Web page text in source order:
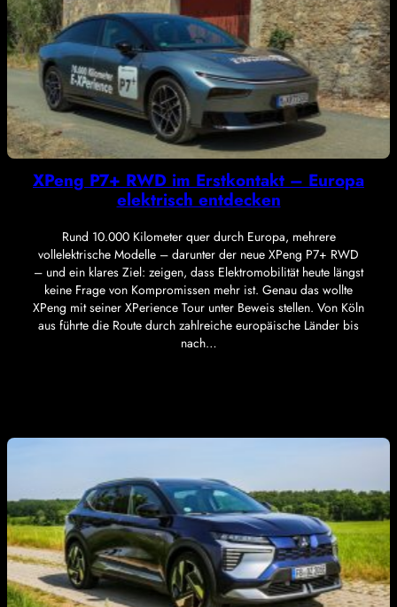
XPeng P7+ RWD im Erstkontakt – Europa
elektrisch entdecken
Rund 10.000 Kilometer quer durch Europa, mehrere
vollelektrische Modelle – darunter der neue XPeng P7+ RWD
– und ein klares Ziel: zeigen, dass Elektromobilität heute längst
keine Frage von Kompromissen mehr ist. Genau das wollte
XPeng mit seiner XPerience Tour unter Beweis stellen. Von Köln
aus führte die Route durch zahlreiche europäische Länder bis
nach…